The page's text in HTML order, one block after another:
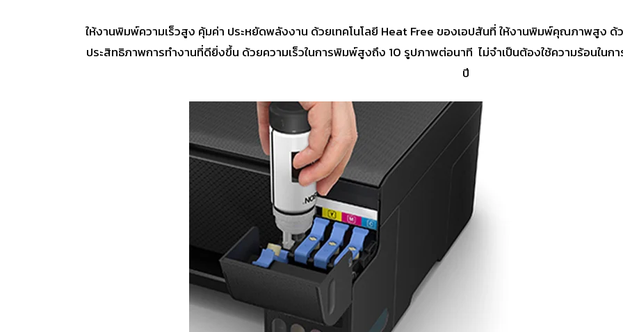
ให้งานพิมพ์ความเร็วสูง คุ้มค่า ประหยัดพลังงาน ด้วยเทคโนโลยี Heat Free ของเอปสันที่ ให้งานพิมพ์คุณภาพสูง
ประสิทธิภาพการทำงานที่ดียิ่งขึ้น ด้วยความเร็วในการพิมพ์สูงถึง 10 รูปภาพต่อนาที ไม่จำเป็นต้องใช้ความร้อนใ
ปี